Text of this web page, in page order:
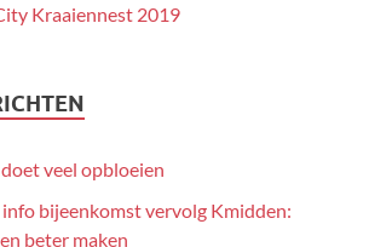
Kraaiennest 2019
veel opbloeien
bijeenkomst vervolg Kmidden:
beter maken